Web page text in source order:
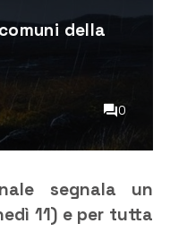
della
0
segnala un
11) e per tutta